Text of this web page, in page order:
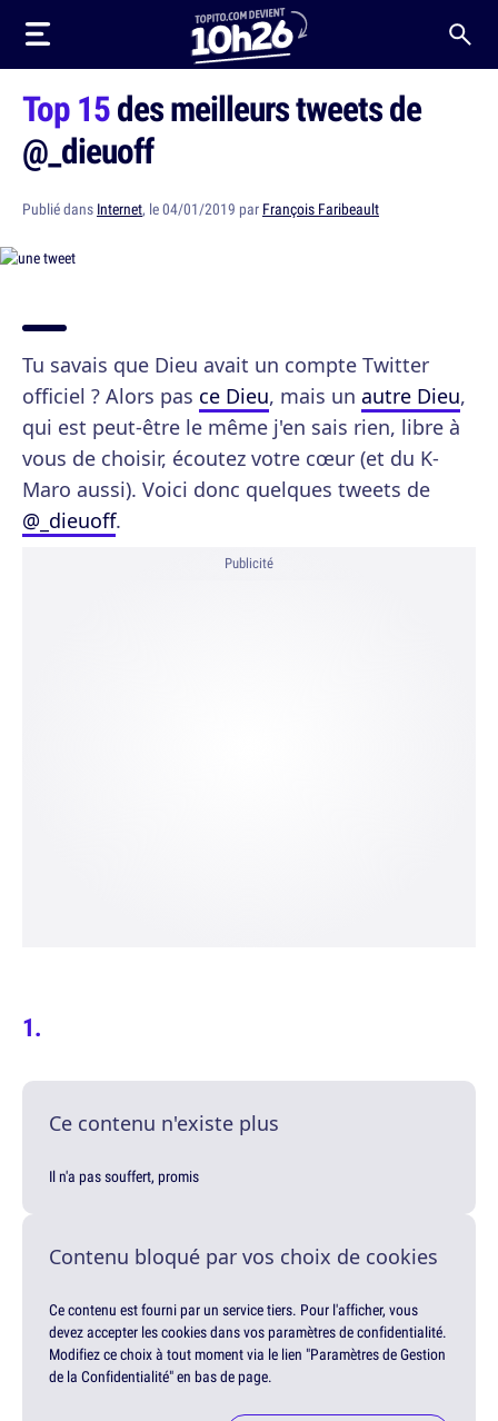
Top 15des meilleurs tweets de
@_dieuoff
Publié dans Internet, le 04/01/2019 par François Faribeault
Tu savais que Dieu avait un compte Twitter
officiel ? Alors pas ce Dieu, mais un autre Dieu,
qui est peut-être le même j'en sais rien, libre à
vous de choisir, écoutez votre cœur (et du K-
Maro aussi). Voici donc quelques tweets de
@_dieuoff.
Publicité
Ce contenu n'existe plus
Il n'a pas souffert, promis
Contenu bloqué par vos choix de cookies
Ce contenu est fourni par un service tiers. Pour l'afficher, vous
devez accepter les cookies dans vos paramètres de confidentialité.
Modifiez ce choix à tout moment via le lien "Paramètres de Gestion
de la Confidentialité" en bas de page.